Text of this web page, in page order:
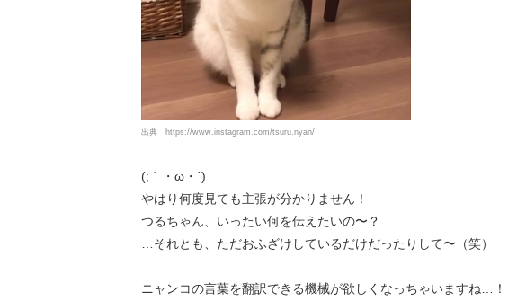
出典 https://www.instagram.com/tsuru.nyan/
(;｀・ω・´)
やはり何度見ても主張が分かりません！
つるちゃん、いったい何を伝えたいの〜？
…それとも、ただおふざけしているだけだったりして〜（笑）
ニャンコの言葉を翻訳できる機械が欲しくなっちゃいますね…！